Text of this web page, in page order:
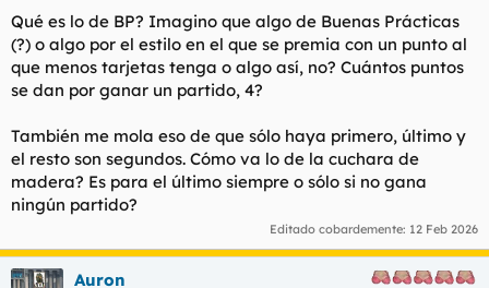
Qué es lo de BP? Imagino que algo de Buenas Prácticas
(?) o algo por el estilo en el que se premia con un punto al
que menos tarjetas tenga o algo así, no? Cuántos puntos
se dan por ganar un partido, 4?
También me mola eso de que sólo haya primero, último y
el resto son segundos. Cómo va lo de la cuchara de
madera? Es para el último siempre o sólo si no gana
ningún partido?
Editado cobardemente: 12 Feb 2026
Auron